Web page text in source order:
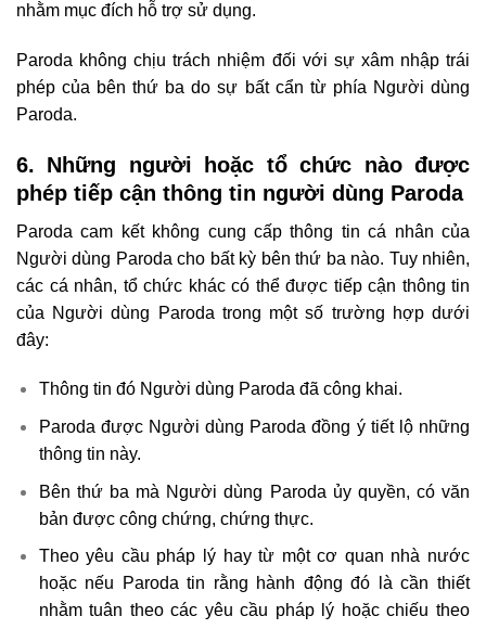
nhằm mục đích hỗ trợ sử dụng.
Paroda không chịu trách nhiệm đối với sự xâm nhập trái
phép của bên thứ ba do sự bất cẩn từ phía Người dùng
Paroda.
6. Những người hoặc tổ chức nào được
phép tiếp cận thông tin người dùng Paroda
Paroda cam kết không cung cấp thông tin cá nhân của
Người dùng Paroda cho bất kỳ bên thứ ba nào. Tuy nhiên,
các cá nhân, tổ chức khác có thể được tiếp cận thông tin
của Người dùng Paroda trong một số trường hợp dưới
đây:
Thông tin đó Người dùng Paroda đã công khai.
Paroda được Người dùng Paroda đồng ý tiết lộ những
thông tin này.
Bên thứ ba mà Người dùng Paroda ủy quyền, có văn
bản được công chứng, chứng thực.
Theo yêu cầu pháp lý hay từ một cơ quan nhà nước
hoặc nếu Paroda tin rằng hành động đó là cần thiết
nhằm tuân theo các yêu cầu pháp lý hoặc chiếu theo